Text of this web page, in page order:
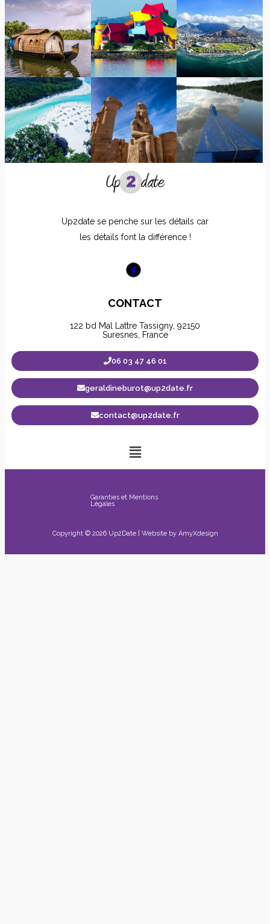
Up2date se penche sur les détails car
les détails font la différence !
CONTACT
122 bd Mal Lattre Tassigny, 92150
Suresnes, France
06 03 47 46 01
geraldineburot@up2date.fr
contact@up2date.fr
Garanties et Mentions
Légales
Copyright © 2026 Up2Date | Website by AmyXdesign